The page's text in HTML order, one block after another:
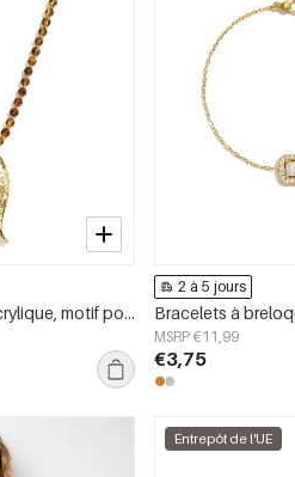
Colliers longs en acrylique, motif poisson, collection Daily Simple, bijoux pour femmes
2 à 5 jours
MSRP €11,99
€3,75
Entrepôt de l'UE